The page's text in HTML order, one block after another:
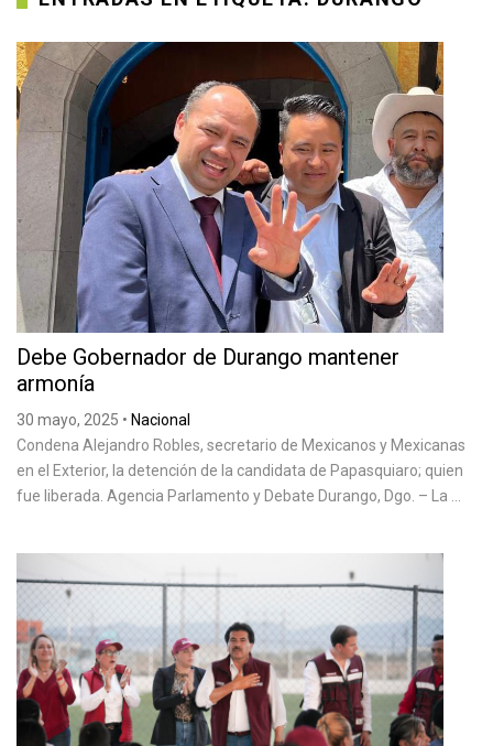
Debe Gobernador de Durango mantener
armonía
30 mayo, 2025 • Nacional
Condena Alejandro Robles, secretario de Mexicanos y Mexicanas
en el Exterior, la detención de la candidata de Papasquiaro; quien
fue liberada. Agencia Parlamento y Debate Durango, Dgo. – La ...